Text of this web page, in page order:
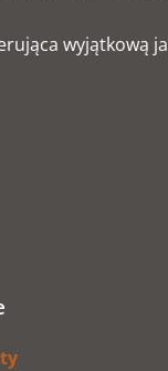
wyjątkową